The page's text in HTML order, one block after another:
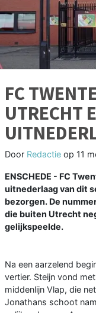
FC
UTRECHT
Door Redactie op 11
ENSCHEDE - FC
uitnederlaag van dit
bezorgen. De
die buiten Utrecht
gelijkspeelde.
Na een aarzelend
vertier. Steijn vond
middenlijn Vlap, die
Jonathans schoot